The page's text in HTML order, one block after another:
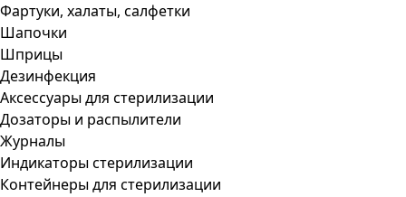
Фартуки, халаты, салфетки
Шапочки
Шприцы
Дезинфекция
Аксессуары для стерилизации
Дозаторы и распылители
Журналы
Индикаторы стерилизации
Контейнеры для стерилизации